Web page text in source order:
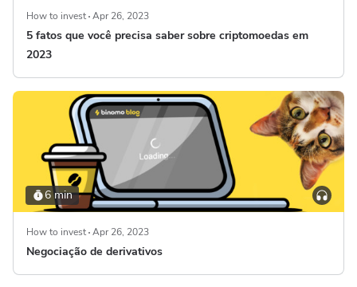
How to invest Apr 26, 2023
5 fatos que você precisa saber sobre criptomoedas em
2023
6 min
How to invest Apr 26, 2023
Negociação de derivativos